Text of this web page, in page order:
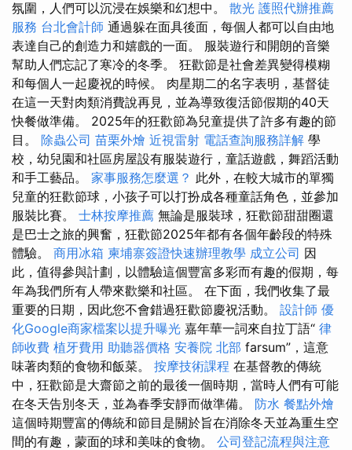
氛圍，人們可以沉浸在娛樂和幻想中。 散光 護照代辦推薦
服務 台北會計師 通過躲在面具後面，每個人都可以自由地
表達自己的創造力和嬉戲的一面。 服裝遊行和開朗的音樂
幫助人們忘記了寒冷的冬季。 狂歡節是社會差異變得模糊
和每個人一起慶祝的時候。 肉星期二的名字表明，基督徒
在這一天對肉類消費說再見，並為導致復活節假期的40天
快餐做準備。 2025年的狂歡節為兒童提供了許多有趣的節
目。 除蟲公司 苗栗外燴 近視雷射 電話查詢服務詳解 學
校，幼兒園和社區房屋設有服裝遊行，童話遊戲，舞蹈活動
和手工藝品。 家事服務怎麼選？ 此外，在較大城市的單獨
兒童的狂歡節球，小孩子可以打扮成各種童話角色，並參加
服裝比賽。 士林按摩推薦 無論是服裝球，狂歡節甜甜圈還
是巴士之旅的興奮，狂歡節2025年都有各個年齡段的特殊
體驗。 商用冰箱 柬埔寨簽證快速辦理教學 成立公司 因
此，值得參與計劃，以體驗這個豐富多彩而有趣的假期，每
年為我們所有人帶來歡樂和社區。 在下面，我們收集了最
重要的日期，因此您不會錯過狂歡節慶祝活動。 設計師 優
化Google商家檔案以提升曝光 嘉年華一詞來自拉丁語“ 律
師收費 植牙費用 助聽器價格 安養院 北部 farsum”，這意
味著肉類的食物和飯菜。 按摩技術課程 在基督教的傳統
中，狂歡節是大齋節之前的最後一個時期，當時人們有可能
在冬天告別冬天，並為春季安靜而做準備。 防水 餐點外燴
這個時期豐富的傳統和節目是關於旨在消除冬天並為重生空
間的有趣，蒙面的球和美味的食物。 公司登記流程與注意